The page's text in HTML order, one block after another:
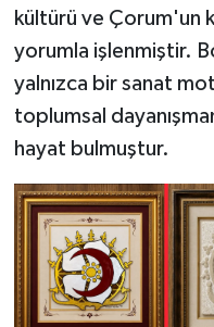
kültürü ve Çorum'un
yorumla işlenmiştir.
yalnızca bir sanat
toplumsal
hayat bulmuştur.